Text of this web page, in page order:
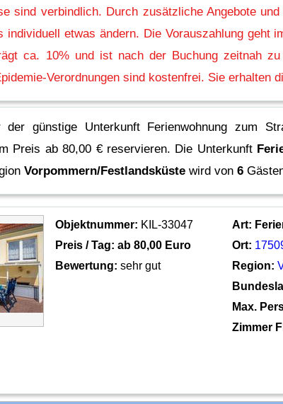
sind verbindlich. Durch zusätzliche Angebote
individuell etwas ändern. Die Vorauszahlung geht
ca. 10% und ist nach der Buchung zeitnah
Verordnungen sind kostenfrei. Sie erhalten
der günstige Unterkunft Ferienwohnung zum
Preis ab 80,00 € reservieren. Die Unterkunft
Vorpommern/Festlandsküste wird von6
Objektnummer: KIL-33047
Preis / Tag: ab 80,00 Euro
Bewertung: sehr gut
Art:
Ort:
Region:
Max.
Zimmer